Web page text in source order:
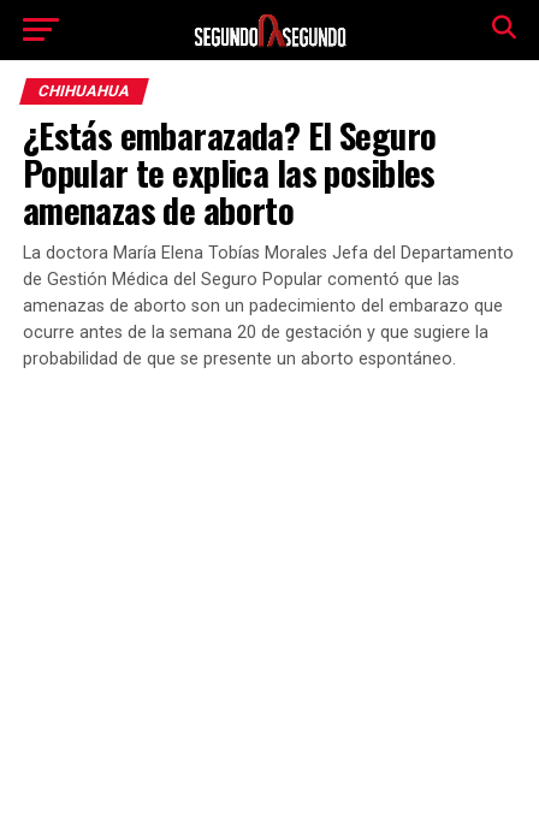
CHIHUAHUA
¿Estás embarazada? El Seguro
Popular te explica las posibles
amenazas de aborto
La doctora María Elena Tobías Morales Jefa del Departamento
de Gestión Médica del Seguro Popular comentó que las
amenazas de aborto son un padecimiento del embarazo que
ocurre antes de la semana 20 de gestación y que sugiere la
probabilidad de que se presente un aborto espontáneo.